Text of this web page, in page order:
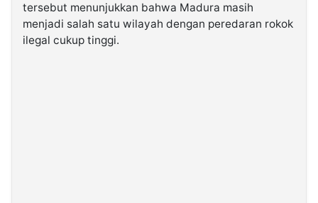
Kabarbaru.co
2026
tersebut menunjukkan bahwa Madura masih
menjadi salah satu wilayah dengan peredaran rokok
ilegal cukup tinggi.